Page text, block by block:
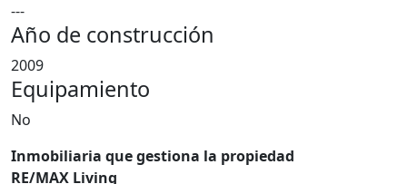
---
Año de construcción
2009
Equipamiento
No
Inmobiliaria que gestiona la propiedad
RE/MAX Living